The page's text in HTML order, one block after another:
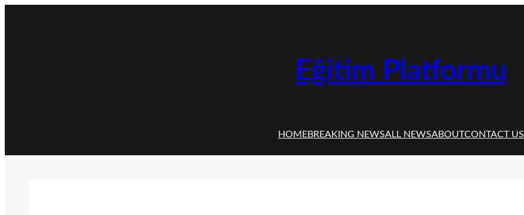
Eğitim Platformu
HOMEBREAKING NEWSALL NEWSABOUTCONTACT US